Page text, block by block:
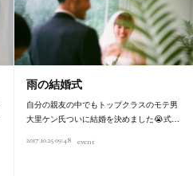
雨の結婚式
自分の親友の中でもトップクラスのモテ男
大里ケン氏ついに結婚を決めました😭式…
2017.10.25 09:48 event